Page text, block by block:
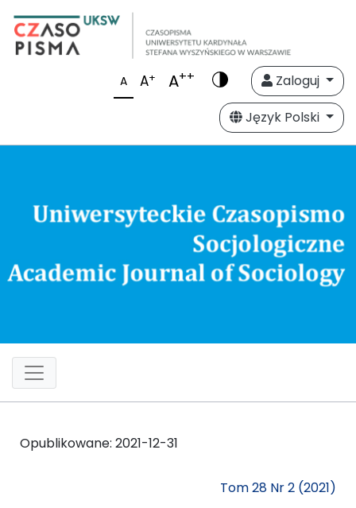
A A+ A++
Zaloguj
Język Polski
Opublikowane: 2021-12-31
Tom 28 Nr 2 (2021)